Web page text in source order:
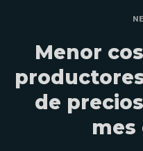
Menor
de
mes